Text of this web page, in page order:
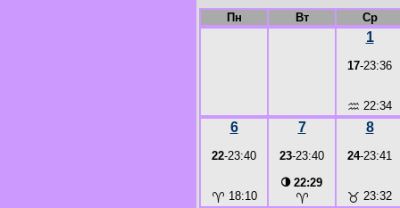
Пн Вт Ср
1
17-23:36
♒ 22:34
6
22-23:40
♈ 18:10
7
23-23:40
◑22:29
♈
8
24-23:41
♉ 23:32